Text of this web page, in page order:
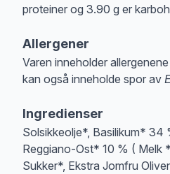
proteiner og 3.90 g er
Allergener
Varen inneholder allergenene
kan også inneholde spor av
Ingredienser
Solsikkeolje*, Basilikum* 34
Reggiano-Ost* 10 % ( Melk
Sukker*, Ekstra Jomfru